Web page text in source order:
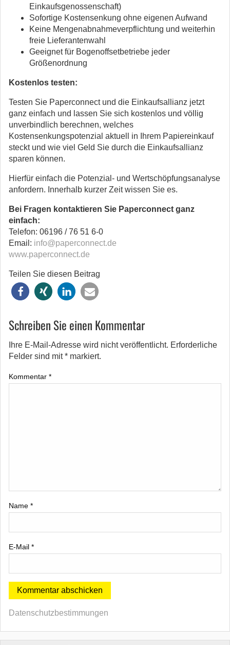
Einkaufsgenossenschaft)
Sofortige Kostensenkung ohne eigenen Aufwand
Keine Mengenabnahmeverpflichtung und weiterhin
freie Lieferantenwahl
Geeignet für Bogenoffsetbetriebe jeder
Größenordnung
Kostenlos testen:
Testen Sie Paperconnect und die Einkaufsallianz jetzt
ganz einfach und lassen Sie sich kostenlos und völlig
unverbindlich berechnen, welches
Kostensenkungspotenzial aktuell in Ihrem Papiereinkauf
steckt und wie viel Geld Sie durch die Einkaufsallianz
sparen können.
Hierfür einfach die Potenzial- und Wertschöpfungsanalyse
anfordern. Innerhalb kurzer Zeit wissen Sie es.
Bei Fragen kontaktieren Sie Paperconnect ganz
einfach:
Telefon: 06196 / 76 51 6-0
Email: info@paperconnect.de
www.paperconnect.de
Teilen Sie diesen Beitrag
Schreiben Sie einen Kommentar
Ihre E-Mail-Adresse wird nicht veröffentlicht. Erforderliche
Felder sind mit* markiert.
Kommentar *
Name *
E-Mail *
Datenschutzbestimmungen